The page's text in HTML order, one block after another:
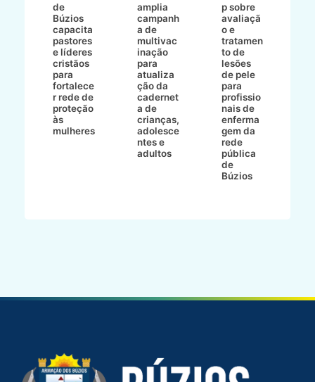
de
Búzios
capacita
pastores
e líderes
cristãos
para
fortalece
r rede de
proteção
às
mulheres
amplia
campanh
a de
multivac
inação
para
atualiza
ção da
cadernet
a de
crianças,
adolesce
ntes e
adultos
p sobre
avaliaçã
o e
tratamen
to de
lesões
de pele
para
profissio
nais de
enferma
gem da
rede
pública
de
Búzios